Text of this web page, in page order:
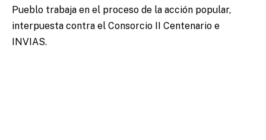
Pueblo trabaja en el proceso de la acción popular,
interpuesta contra el Consorcio II Centenario e
INVIAS.